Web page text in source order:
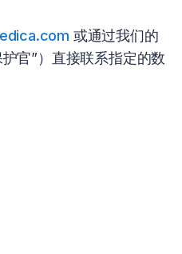
或通过我们的
官”）直接联系指定的数